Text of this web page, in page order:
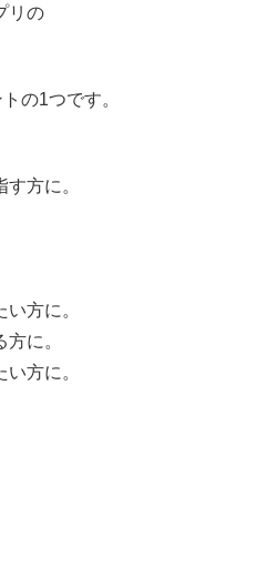
リの
の1つです。
方に。
方に。
に。
方に。